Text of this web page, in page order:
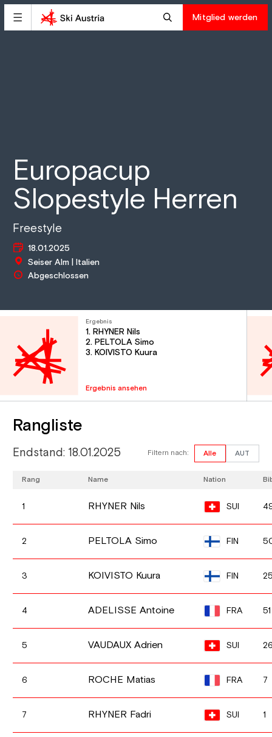
Mitglied werden
Europacup
Slopestyle Herren
Freestyle
18.01.2025
Seiser Alm | Italien
Abgeschlossen
Ergebnis
1. RHYNER Nils
2. PELTOLA Simo
3. KOIVISTO Kuura
Ergebnis ansehen
Rangliste
Endstand: 18.01.2025 Filtern nach: Alle AUT
Rang Name Nation
1 RHYNER Nils SUI
2 PELTOLA Simo FIN
3 KOIVISTO Kuura FIN
4 ADELISSE Antoine FRA 51
5 VAUDAUX Adrien SUI
6 ROCHE Matias FRA 7
7 RHYNER Fadri SUI 1